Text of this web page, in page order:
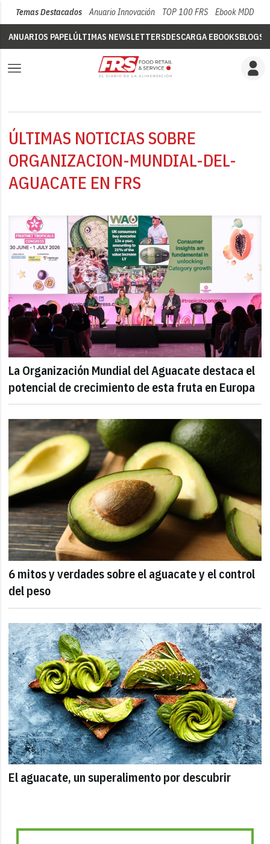
Temas Destacados Anuario Innovación TOP 100 FRS Ebook MDD
ANUARIOS PAPELÚLTIMAS NEWSLETTERSDESCARGA EBOOKSBLOGS
ÚLTIMAS NOTICIAS SOBRE
ORGANIZACION-MUNDIAL-DEL-
AGUACATE EN FRS
La Organización Mundial del Aguacate destaca el
potencial de crecimiento de esta fruta en Europa
6 mitos y verdades sobre el aguacate y el control
del peso
El aguacate, un superalimento por descubrir